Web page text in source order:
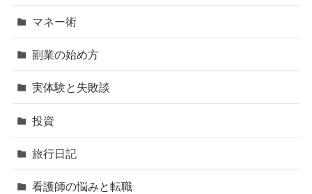
マネー術
副業の始め方
実体験と失敗談
投資
旅行日記
看護師の悩みと転職